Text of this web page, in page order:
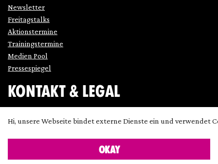
Newsletter
Freitagstalks
Aktionstermine
Trainingstermine
Medien Pool
Pressespiegel
KONTAKT & LEGAL
Datenschutz
Presse
Hi, unsere Webseite bindet externe Dienste ein und verwendet
OKAY